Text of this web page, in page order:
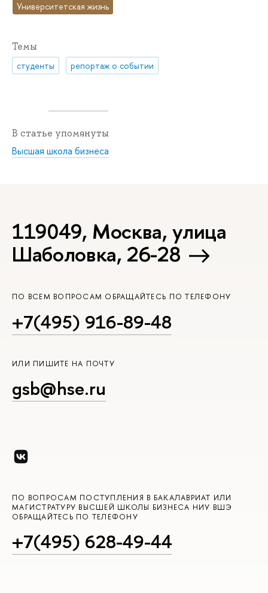
Университетская жизнь
Темы
студенты репортаж о событии
В статье упомянуты
Высшая школа бизнеса
119049, Москва, улица
Шаболовка, 26-28
ПО ВСЕМ ВОПРОСАМ ОБРАЩАЙТЕСЬ ПО ТЕЛЕФОНУ
+7(495) 916-89-48
ИЛИ ПИШИТЕ НА ПОЧТУ
gsb@hse.ru
ПО ВОПРОСАМ ПОСТУПЛЕНИЯ В БАКАЛАВРИАТ ИЛИ
МАГИСТРАТУРУ ВЫСШЕЙ ШКОЛЫ БИЗНЕСА НИУ ВШЭ
ОБРАЩАЙТЕСЬ ПО ТЕЛЕФОНУ
+7(495) 628-49-44